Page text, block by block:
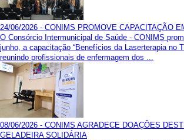
24/06/2026 - CONIMS PROMOVE CAPACITAÇÃO
O Consórcio Intermunicipal de Saúde - CONIMS
junho, a capacitação “Benefícios da Laserterapia no
reunindo profissionais de enfermagem dos ...
08/06/2026 - CONIMS AGRADECE DOAÇÕES
GELADEIRA SOLIDÁRIA